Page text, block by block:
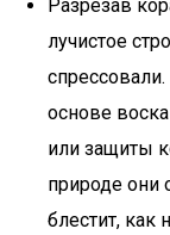
Разрезав
лучистое
основе
или защиты
природе они
блестит, как